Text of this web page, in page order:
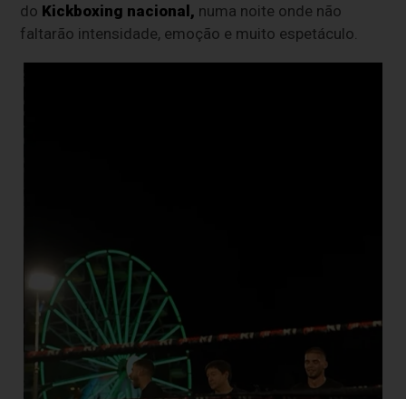
do Kickboxing nacional, numa noite onde não
faltarão intensidade, emoção e muito espetáculo.